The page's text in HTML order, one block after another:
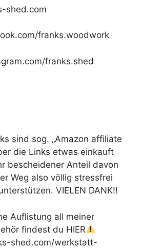
shed.com
franks.woodwork
franks.shed
sind sog. „Amazon affiliate
die Links etwas einkauft
bescheidener Anteil davon
Weg also völlig stressfrei
VIELEN DANK!!
Auflistung all meiner
findest du HIER
shed.com/werkstatt-